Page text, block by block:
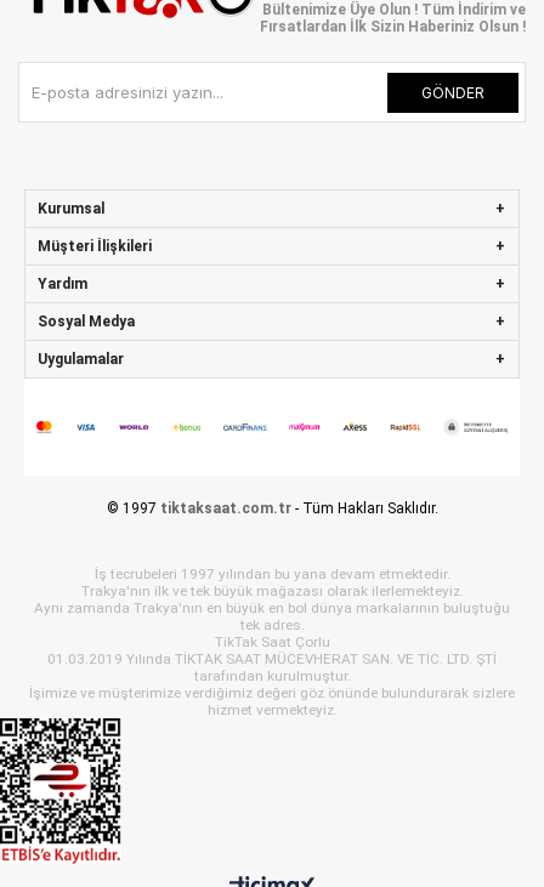
Bültenimize Üye Olun ! Tüm İndirim ve
Fırsatlardan İlk Sizin Haberiniz Olsun !
GÖNDER
Kurumsal
Müşteri İlişkileri
Yardım
Sosyal Medya
Uygulamalar
© 1997 tiktaksaat.com.tr - Tüm Hakları Saklıdır.
İş tecrubeleri 1997 yılından bu yana devam etmektedir.
Trakya'nın ilk ve tek büyük mağazası olarak ilerlemekteyiz.
Aynı zamanda Trakya'nın en büyük en bol dünya markalarının buluştuğu
tek adres.
TikTak Saat Çorlu
01.03.2019 Yılında TİKTAK SAAT MÜCEVHERAT SAN. VE TİC. LTD. ŞTİ
tarafından kurulmuştur.
İşimize ve müşterimize verdiğimiz değeri göz önünde bulundurarak sizlere
hizmet vermekteyiz.